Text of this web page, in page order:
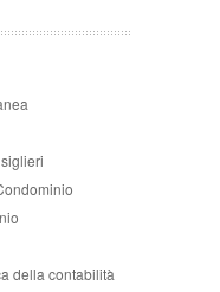
della contabilità